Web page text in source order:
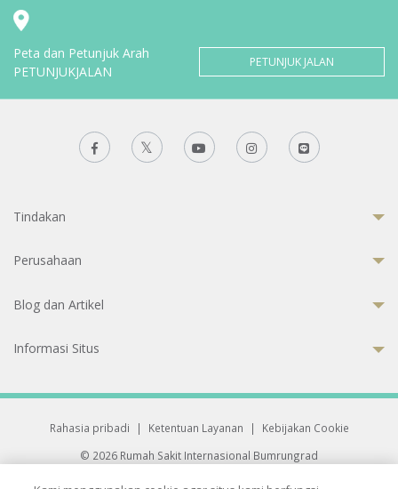
Peta dan Petunjuk Arah
PETUNJUKJALAN
PETUNJUK JALAN
Tindakan
Perusahaan
Blog dan Artikel
Informasi Situs
Rahasia pribadi | Ketentuan Layanan |
Kebijakan Cookie
© 2026 Rumah Sakit Internasional Bumrungrad